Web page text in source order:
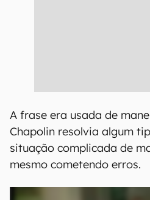
A frase era usada de
Chapolin resolvia algum
situação complicada de
mesmo cometendo erros.